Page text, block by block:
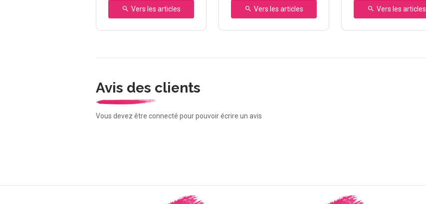
Vers les articles Vers les articles Vers les articles
Avis des clients
Vous devez être connecté pour pouvoir écrire un avis